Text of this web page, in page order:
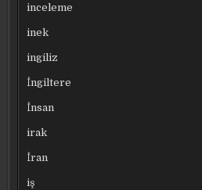
inceleme
inek
ingiliz
İngiltere
İnsan
irak
İran
iş